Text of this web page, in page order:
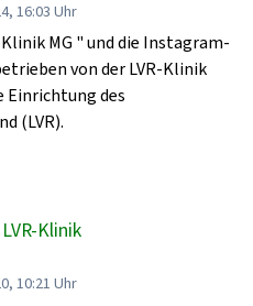
16:03 Uhr
MG " und die Instagram-
von der LVR-Klinik
Einrichtung des
(LVR).
Klinik
10:21 Uhr